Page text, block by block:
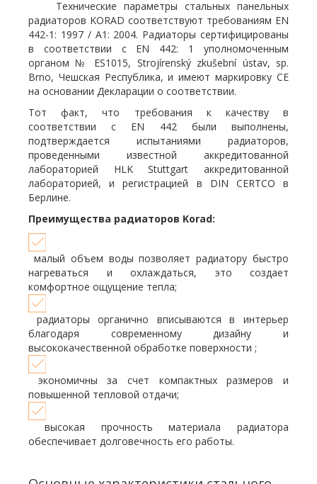
Технические параметры стальных панельных
радиаторов KORAD соответствуют требованиям EN
442-1: 1997 / A1: 2004. Радиаторы сертифицированы
в соответствии с EN 442: 1 уполномоченным
органом № ES1015, Strojírenský zkušební ústav, sp.
Brno, Чешская Республика, и имеют маркировку CE
на основании Декларации о соответствии.
Тот факт, что требования к качеству в
соответствии с EN 442 были выполнены,
подтверждается испытаниями радиаторов,
проведенными известной аккредитованной
лабораторией HLK Stuttgart аккредитованной
лабораторией, и регистрацией в DIN CERTCO в
Берлине.
Преимущества радиаторов Korad:
малый объем воды позволяет радиатору быстро
нагреваться и охлаждаться, это создает
комфортное ощущение тепла;
радиаторы органично вписываются в интерьер
благодаря современному дизайну и
высококачественной обработке поверхности ;
экономичны за счет компактных размеров и
повышенной тепловой отдачи;
высокая прочность материала радиатора
обеспечивает долговечность его работы.